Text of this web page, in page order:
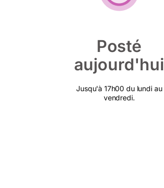
Posté
aujourd'hui
Jusqu'à 17h00 du lundi au
vendredi.